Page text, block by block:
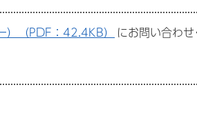
）（PDF：42.4KB） にお問い合わせ